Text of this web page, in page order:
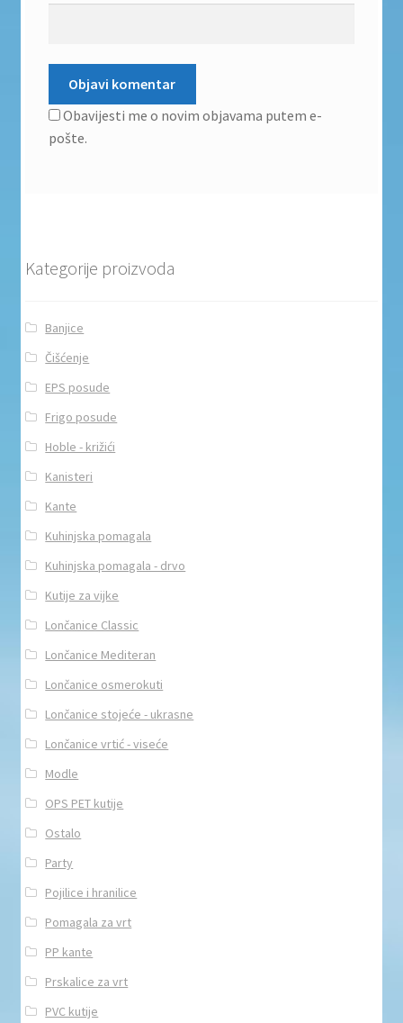
Obavijesti me o novim objavama putem e-
pošte.
Kategorije proizvoda
Banjice
Čišćenje
EPS posude
Frigo posude
Hoble - križići
Kanisteri
Kante
Kuhinjska pomagala
Kuhinjska pomagala - drvo
Kutije za vijke
Lončanice Classic
Lončanice Mediteran
Lončanice osmerokuti
Lončanice stojeće - ukrasne
Lončanice vrtić - viseće
Modle
OPS PET kutije
Ostalo
Party
Pojilice i hranilice
Pomagala za vrt
PP kante
Prskalice za vrt
PVC kutije